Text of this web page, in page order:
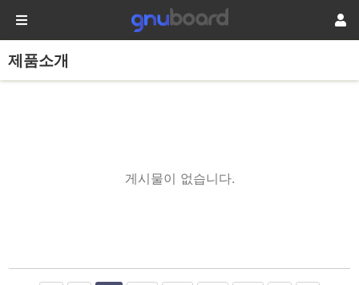
제품소개
게시물이 없습니다.